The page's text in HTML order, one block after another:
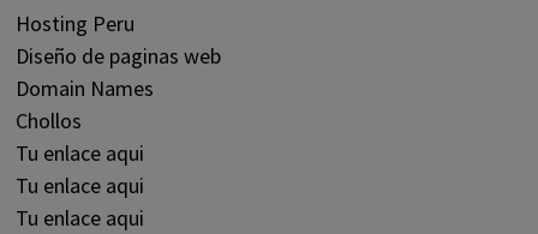
Hosting Peru
Diseño de paginas web
Domain Names
Chollos
Tu enlace aqui
Tu enlace aqui
Tu enlace aqui